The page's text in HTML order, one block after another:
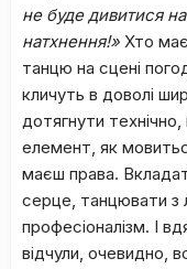
не буде дивитися
натхнення!» Хто
танцю на сцені
кличуть в доволі
дотягнути
елемент, як
маєш права.
серце, танцювати з
професіоналізм. І
відчули, очевидно,